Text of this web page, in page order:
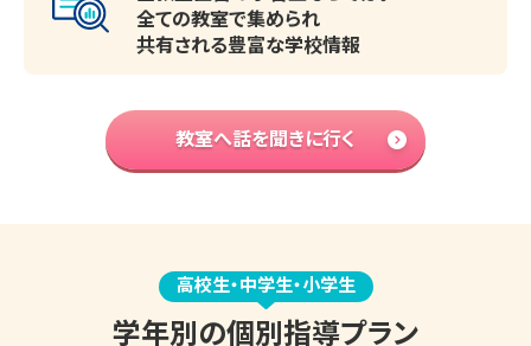
全ての教室で集められ
共有される豊富な学校情報
教室へ話を聞きに行く
高校生・中学生・小学生
学年別の個別指導プラン